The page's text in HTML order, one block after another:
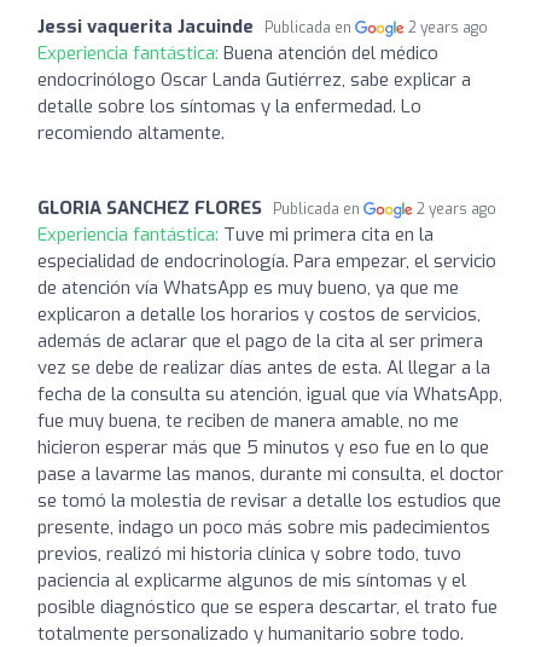
Jessi vaquerita Jacuinde Publicada en 2 years ago
Experiencia fantástica: Buena atención del médico
endocrinólogo Oscar Landa Gutiérrez, sabe explicar a
detalle sobre los síntomas y la enfermedad. Lo
recomiendo altamente.
GLORIA SANCHEZ FLORES Publicada en 2 years ago
Experiencia fantástica: Tuve mi primera cita en la
especialidad de endocrinología. Para empezar, el servicio
de atención vía WhatsApp es muy bueno, ya que me
explicaron a detalle los horarios y costos de servicios,
además de aclarar que el pago de la cita al ser primera
vez se debe de realizar días antes de esta. Al llegar a la
fecha de la consulta su atención, igual que vía WhatsApp,
fue muy buena, te reciben de manera amable, no me
hicieron esperar más que 5 minutos y eso fue en lo que
pase a lavarme las manos, durante mi consulta, el doctor
se tomó la molestia de revisar a detalle los estudios que
presente, indago un poco más sobre mis padecimientos
previos, realizó mi historia clínica y sobre todo, tuvo
paciencia al explicarme algunos de mis síntomas y el
posible diagnóstico que se espera descartar, el trato fue
totalmente personalizado y humanitario sobre todo.